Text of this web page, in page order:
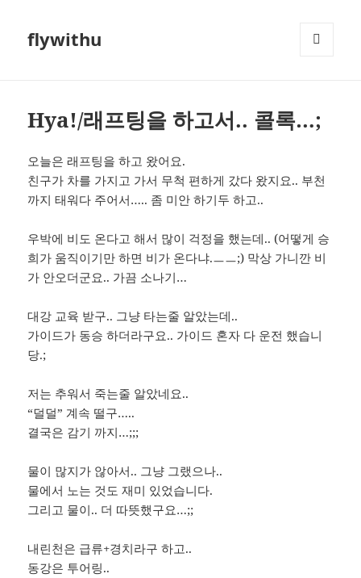
flywithu
Hya!/래프팅을 하고서.. 콜록…;
오늘은 래프팅을 하고 왔어요.
친구가 차를 가지고 가서 무척 편하게 갔다 왔지요.. 부천
까지 태워다 주어서….. 좀 미안 하기두 하고..
우박에 비도 온다고 해서 많이 걱정을 했는데.. (어떻게 승
희가 움직이기만 하면 비가 온다냐.ㅡㅡ;) 막상 가니깐 비
가 안오더군요.. 가끔 소나기…
대강 교육 받구.. 그냥 타는줄 알았는데..
가이드가 동승 하더라구요.. 가이드 혼자 다 운전 했습니
당.;
저는 추워서 죽는줄 알았네요..
“덜덜” 계속 떨구…..
결국은 감기 까지…;;;
물이 많지가 않아서.. 그냥 그랬으나..
물에서 노는 것도 재미 있었습니다.
그리고 물이.. 더 따뜻했구요…;;
내린천은 급류+경치라구 하고..
동강은 투어링..